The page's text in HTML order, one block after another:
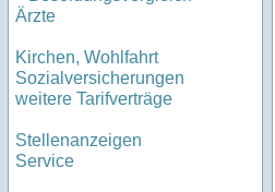
Ärzte
Kirchen, Wohlfahrt
Sozialversicherungen
weitere Tarifverträge
Stellenanzeigen
Service